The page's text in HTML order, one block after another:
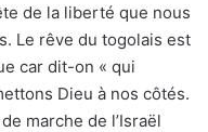
de la liberté que nous
Le rêve du togolais est
car dit-on « qui
Dieu à nos côtés.
marche de l’Israël